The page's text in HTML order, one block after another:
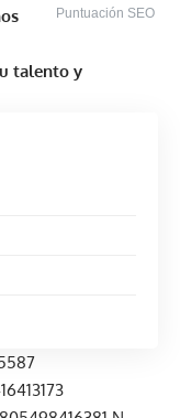
Puntuación SEO
talento y